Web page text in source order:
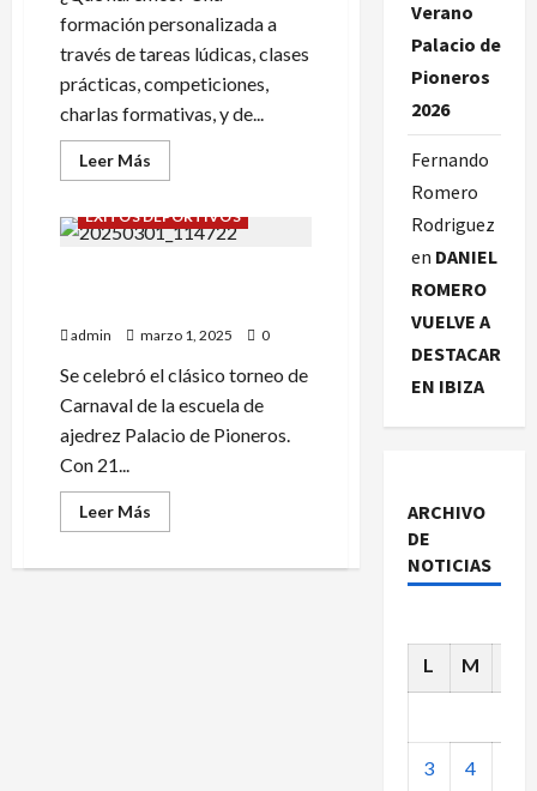
formación personalizada a
través de tareas lúdicas, clases
prácticas, competiciones,
charlas formativas, y de...
Leer Más
más
¡CAMPAMENTO
DE
ÉXITOS DEPORTIVOS
admin marzo 1, 2025 0
Se celebró el clásico torneo de
Carnaval de la escuela de
ajedrez Palacio de Pioneros.
Con 21...
Leer Más
más
TORNEO
Verano
Palacio de
Pioneros
2026
Fernando
Romero
Rodriguez
en DANIEL
ROMERO
VUELVE A
DESTACAR
EN IBIZA
ARCHIVO
DE
NOTICIAS
L M
3 4